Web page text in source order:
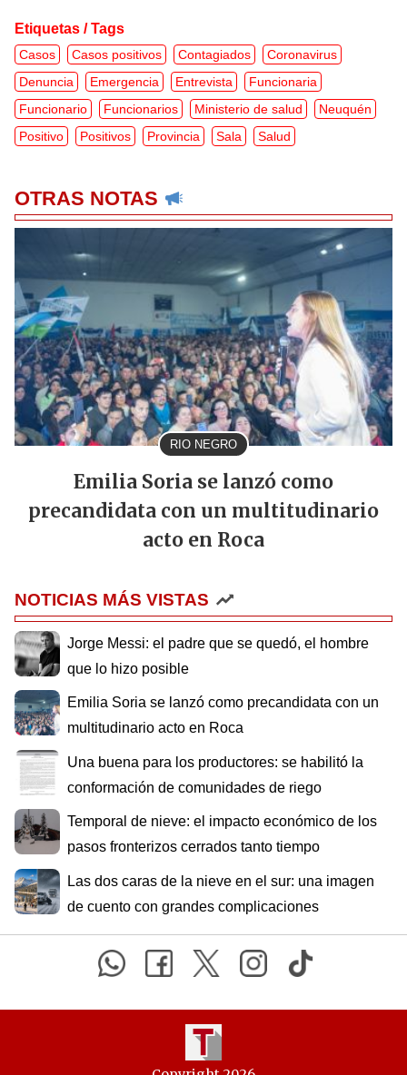
Etiquetas / Tags
Casos Casos positivos Contagiados
Coronavirus
Denuncia
Emergencia Entrevista
Funcionaria
Funcionario
Funcionarios Ministerio de salud
Neuquén
Positivo
Positivos Provincia Sala Salud
OTRAS NOTAS
RIO NEGRO
Emilia Soria se lanzó como
precandidata con un multitudinario
acto en Roca
NOTICIAS MÁS VISTAS
Jorge Messi: el padre que se quedó, el hombre
que lo hizo posible
Emilia Soria se lanzó como precandidata con un
multitudinario acto en Roca
Una buena para los productores: se habilitó la
conformación de comunidades de riego
Temporal de nieve: el impacto económico de los
pasos fronterizos cerrados tanto tiempo
Las dos caras de la nieve en el sur: una imagen
de cuento con grandes complicaciones